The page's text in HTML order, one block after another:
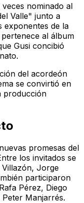
nominado al
Valle" junto a
exponentes de la
al álbum
Gusi concibió
del acordeón
se convirtió en
producción
promesas del
los invitados se
Jorge
participaron
Pérez, Diego
Manjarrés.